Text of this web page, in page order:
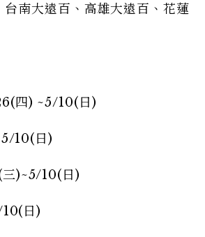
台南大遠百、高雄大遠百、花蓮
四) ~5/10(日)
10(日)
)~5/10(日)
日)